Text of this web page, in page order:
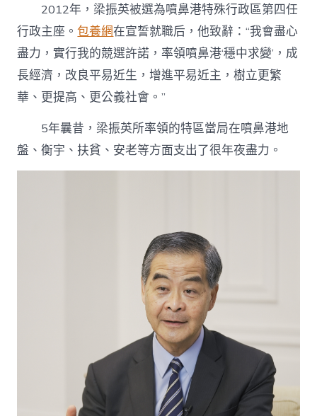
2012年，梁振英被選為噴鼻港特殊行政區第四任
行政主座。包養網在宣誓就職后，他致辭：“我會盡心
盡力，實行我的競選許諾，率領噴鼻港‘穩中求變’，成
長經濟，改良平易近生，增進平易近主，樹立更繁
華、更提高、更公義社會。”
5年曩昔，梁振英所率領的特區當局在噴鼻港地
盤、衡宇、扶貧、安老等方面支出了很年夜盡力。